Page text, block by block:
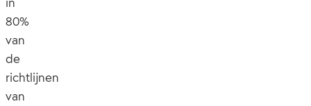
80%
van
de
richtlijnen
van